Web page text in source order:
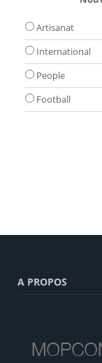
Artisanat
International
People
Football
A PROPOS